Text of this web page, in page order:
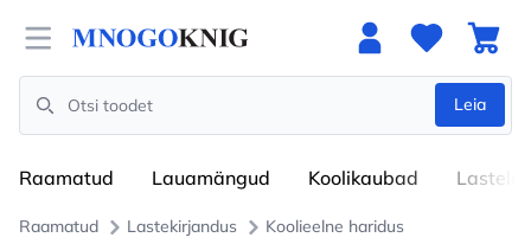
Open menu
Search
Leia
Raamatud Lauamängud Koolikaubad Lastele
Raamatud Lastekirjandus Koolieelne haridus